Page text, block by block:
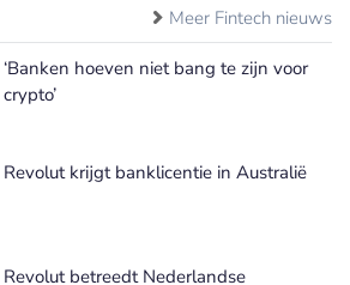
Meer Fintech nieuws
‘Banken hoeven niet bang te zijn voor
crypto’
Revolut krijgt banklicentie in Australië
Revolut betreedt Nederlandse